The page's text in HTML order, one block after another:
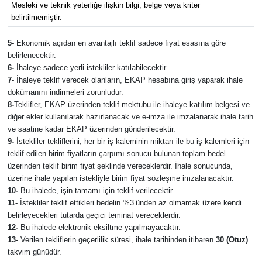
Mesleki ve teknik yeterliğe ilişkin bilgi, belge veya kriter
belirtilmemiştir.
5-Ekonomik açıdan en avantajlı teklif sadece fiyat esasına göre
belirlenecektir.
6-
İhaleye sadece yerli istekliler katılabilecektir.
7-İhaleye teklif verecek olanların, EKAP hesabına giriş yaparak ihale
dokümanını indirmeleri zorunludur.
8-Teklifler, EKAP üzerinden teklif mektubu ile ihaleye katılım belgesi ve
diğer ekler kullanılarak hazırlanacak ve e-imza ile imzalanarak ihale tarih
ve saatine kadar EKAP üzerinden gönderilecektir.
9-İstekliler tekliflerini, her bir iş kaleminin miktarı ile bu iş kalemleri için
teklif edilen birim fiyatların çarpımı sonucu bulunan toplam bedel
üzerinden teklif birim fiyat şeklinde vereceklerdir. İhale sonucunda,
üzerine ihale yapılan istekliyle birim fiyat sözleşme imzalanacaktır.
10-Bu ihalede, işin tamamı için teklif verilecektir.
11-İstekliler teklif ettikleri bedelin %3’ünden az olmamak üzere kendi
belirleyecekleri tutarda geçici teminat vereceklerdir.
12- Bu ihalede elektronik eksiltme yapılmayacaktır.
13-Verilen tekliflerin geçerlilik süresi, ihale tarihinden itibaren 30 (Otuz)
takvim günüdür.